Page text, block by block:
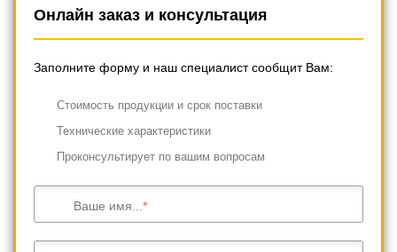
Онлайн заказ и консультация
Заполните форму и наш специалист сообщит Вам:
Cтоимость продукции и срок поставки
Технические характеристики
Проконсультирует по вашим вопросам
Ваше имя...